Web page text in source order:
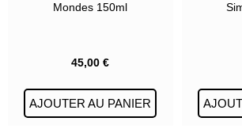
Mondes 150ml
45,00€
AJOUTER AU PANIER